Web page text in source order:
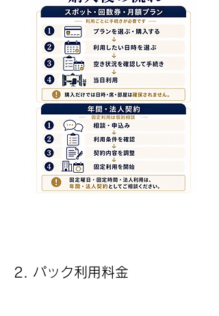
2. パック利用料金